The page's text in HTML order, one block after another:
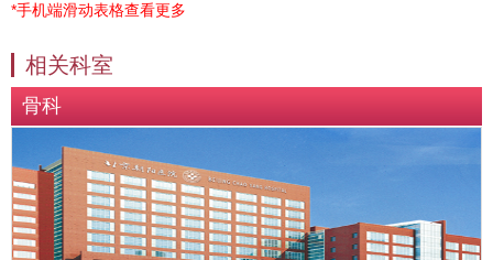
*手机端滑动表格查看更多
相关科室
骨科